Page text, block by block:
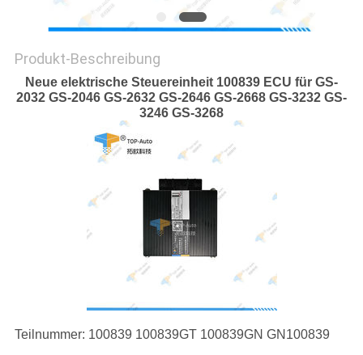
Produkt-Beschreibung
Neue elektrische Steuereinheit 100839 ECU für GS-
2032 GS-2046 GS-2632 GS-2646 GS-2668 GS-3232 GS-
3246 GS-3268
Teilnummer: 100839 100839GT 100839GN GN100839